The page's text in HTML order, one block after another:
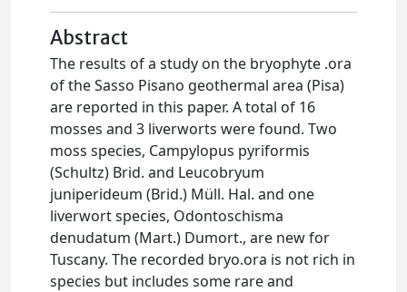
Abstract
The results of a study on the bryophyte .ora
of the Sasso Pisano geothermal area (Pisa)
are reported in this paper. A total of 16
mosses and 3 liverworts were found. Two
moss species, Campylopus pyriformis
(Schultz) Brid. and Leucobryum
juniperideum (Brid.) Müll. Hal. and one
liverwort species, Odontoschisma
denudatum (Mart.) Dumort., are new for
Tuscany. The recorded bryo.ora is not rich in
species but includes some rare and